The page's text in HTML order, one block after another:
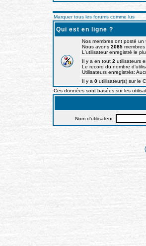
Marquer tous les forums comme lus
Qui est en ligne ?
Nos membres ont posté un
Nous avons 2085
L'utilisateur enregistré le
Il y a en tout 2 utilisateurs
Le record du nombre
Utilisateurs enregistrés:
Il y a 0 utillisateur(s) sur le
Ces données sont basées sur les
Nom d'utilisateur: